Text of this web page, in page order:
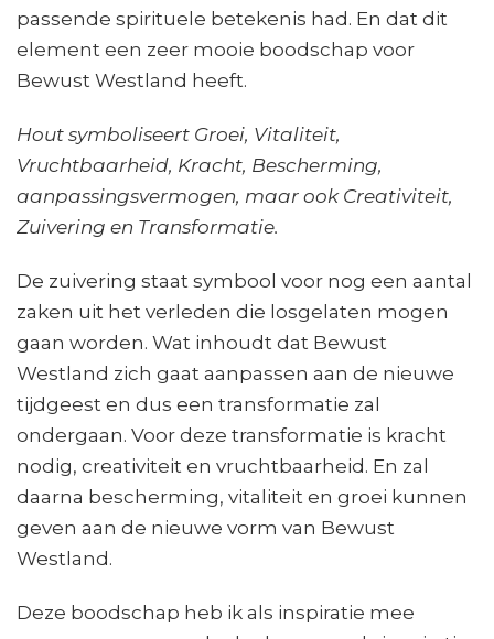
passende spirituele betekenis had. En dat dit
element een zeer mooie boodschap voor
Bewust Westland heeft.
Hout symboliseert Groei, Vitaliteit,
Vruchtbaarheid, Kracht, Bescherming,
aanpassingsvermogen, maar ook Creativiteit,
Zuivering en Transformatie.
De zuivering staat symbool voor nog een aantal
zaken uit het verleden die losgelaten mogen
gaan worden. Wat inhoudt dat Bewust
Westland zich gaat aanpassen aan de nieuwe
tijdgeest en dus een transformatie zal
ondergaan. Voor deze transformatie is kracht
nodig, creativiteit en vruchtbaarheid. En zal
daarna bescherming, vitaliteit en groei kunnen
geven aan de nieuwe vorm van Bewust
Westland.
Deze boodschap heb ik als inspiratie mee